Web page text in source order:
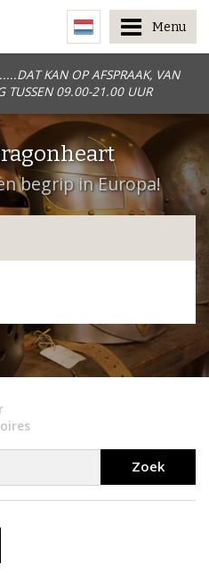
KAN OP AFSPRAAK, VAN
TUSSEN 09.00-21.00 UUR
Menu
begrip in Europa!
Zoek